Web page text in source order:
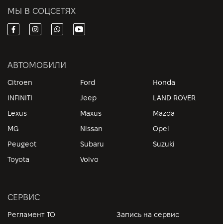
МЫ В СОЦСЕТЯХ
АВТОМОБИЛИ
Citroen Ford
Honda
INFINITI
Jeep
LAND ROVER
Lexus
Maxus
Mazda
MG
Nissan
Opel
Peugeot
Subaru
Suzuki
Toyota
Volvo
СЕРВИС
Регламент ТО
Запись на сервис